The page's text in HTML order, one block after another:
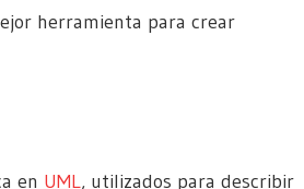
herramienta para crear
en UML, utilizados para describir